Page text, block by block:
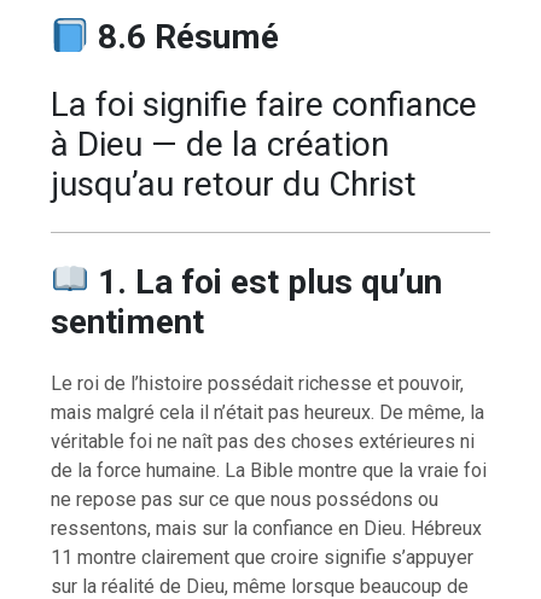
8.6 Résumé
La foi signifie faire confiance
à Dieu — de la création
jusqu’au retour du Christ
1. La foi est plus qu’un
sentiment
Le roi de l’histoire possédait richesse et pouvoir,
mais malgré cela il n’était pas heureux. De même, la
véritable foi ne naît pas des choses extérieures ni
de la force humaine. La Bible montre que la vraie foi
ne repose pas sur ce que nous possédons ou
ressentons, mais sur la confiance en Dieu. Hébreux
11 montre clairement que croire signifie s’appuyer
sur la réalité de Dieu, même lorsque beaucoup de